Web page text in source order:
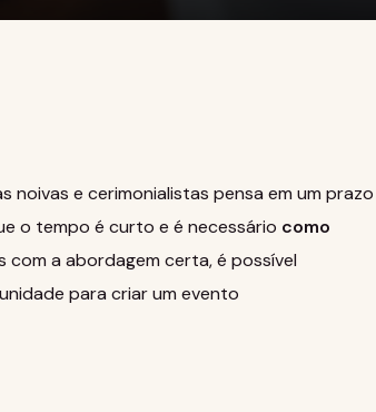
noivas e cerimonialistas pensa em um prazo
o tempo é curto e é necessário como
com a abordagem certa, é possível
para criar um evento